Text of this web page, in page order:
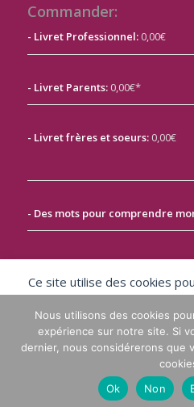
Ce site utilise des cookies
consentez à notre
Commander:
- Livret Professionnel:0,00€
- Livret Parents:0,00€*
- Livret frères et soeurs:0,00€
- Des mots pour comprendre
- Livret à l'attention des
handicap:0,00€
Nous utilisons des cookies
expérience sur notre site. Si
dernier, nous considérerons que
Ok
Non